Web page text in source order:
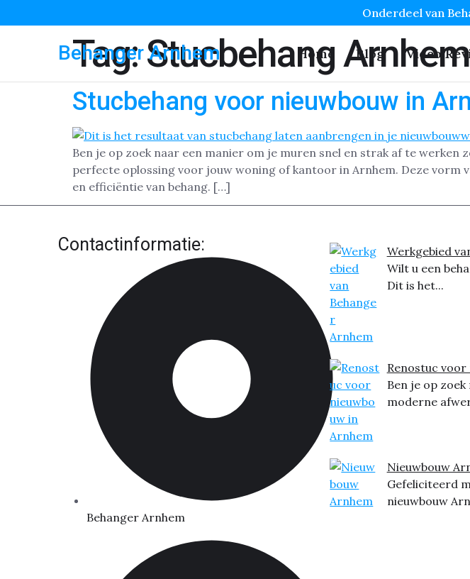
Onderdeel van
Behanger Arnhem Home Blog Video
Tag:Stucbehang Arnhem
Stucbehang voor nieuwbouw in
Ben je op zoek naar een manier om je muren snel en strak af te
perfecte oplossing voor jouw woning of kantoor in Arnhem. Deze vorm
en efficiëntie van behang. […]
Contactinformatie:
Behanger Arnhem
Werkgebied
Wilt u een
Dit is het...
Renostuc
Ben je op
moderne
Nieuwbouw
Gefeliciteerd
nieuwbouw